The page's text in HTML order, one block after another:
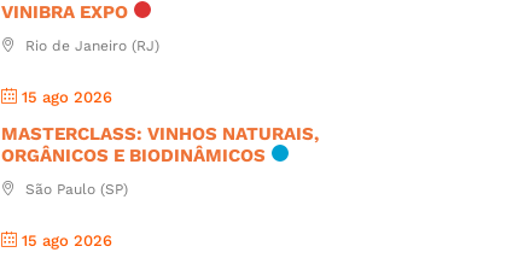
VINIBRA EXPO
Rio de Janeiro (RJ)
15 ago 2026
MASTERCLASS: VINHOS NATURAIS,
ORGÂNICOS E BIODINÂMICOS
São Paulo (SP)
15 ago 2026